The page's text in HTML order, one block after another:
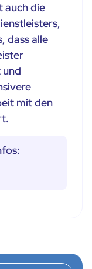
auch die
dass alle
mit den